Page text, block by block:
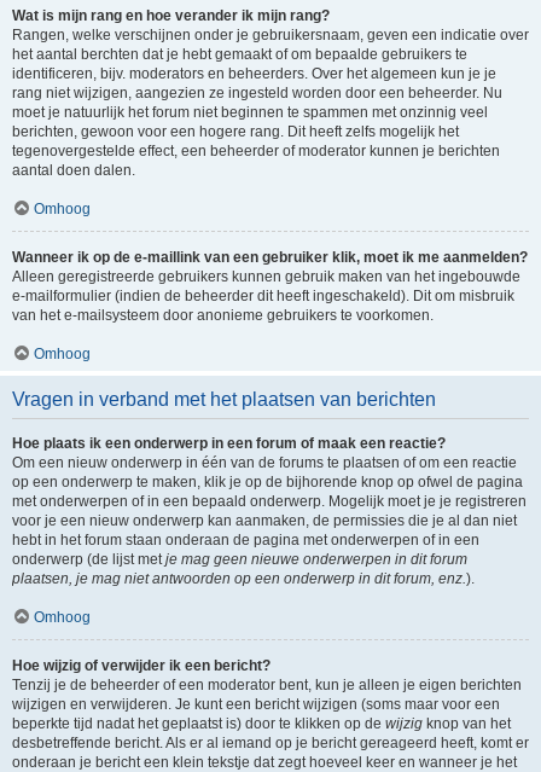
Wat is mijn rang en hoe verander ik mijn rang?
Rangen, welke verschijnen onder je gebruikersnaam, geven een indicatie over
het aantal berchten dat je hebt gemaakt of om bepaalde gebruikers te
identificeren, bijv. moderators en beheerders. Over het algemeen kun je je
rang niet wijzigen, aangezien ze ingesteld worden door een beheerder. Nu
moet je natuurlijk het forum niet beginnen te spammen met onzinnig veel
berichten, gewoon voor een hogere rang. Dit heeft zelfs mogelijk het
tegenovergestelde effect, een beheerder of moderator kunnen je berichten
aantal doen dalen.
Omhoog
Wanneer ik op de e-maillink van een gebruiker klik, moet ik me aanmelden?
Alleen geregistreerde gebruikers kunnen gebruik maken van het ingebouwde
e-mailformulier (indien de beheerder dit heeft ingeschakeld). Dit om misbruik
van het e-mailsysteem door anonieme gebruikers te voorkomen.
Omhoog
Vragen in verband met het plaatsen van berichten
Hoe plaats ik een onderwerp in een forum of maak een reactie?
Om een nieuw onderwerp in één van de forums te plaatsen of om een reactie
op een onderwerp te maken, klik je op de bijhorende knop op ofwel de pagina
met onderwerpen of in een bepaald onderwerp. Mogelijk moet je je registreren
voor je een nieuw onderwerp kan aanmaken, de permissies die je al dan niet
hebt in het forum staan onderaan de pagina met onderwerpen of in een
onderwerp (de lijst metje mag geen nieuwe onderwerpen in dit forum
plaatsen, je mag niet antwoorden op een onderwerp in dit forum, enz.).
Omhoog
Hoe wijzig of verwijder ik een bericht?
Tenzij je de beheerder of een moderator bent, kun je alleen je eigen berichten
wijzigen en verwijderen. Je kunt een bericht wijzigen (soms maar voor een
beperkte tijd nadat het geplaatst is) door te klikken op de wijzig knop van het
desbetreffende bericht. Als er al iemand op je bericht gereageerd heeft, komt er
onderaan je bericht een klein tekstje dat zegt hoeveel keer en wanneer je het